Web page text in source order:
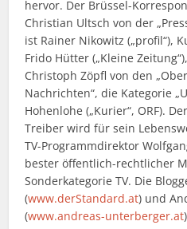
hervor. Der Brüssel-
Christian Ultsch von der
ist Rainer Nikowitz („profil“),
Frido Hütter („Kleine
Christoph Zöpfl von den
Nachrichten“, die Kategorie
Hohenlohe („Kurier“, ORF).
Treiber wird für sein
TV-Programmdirektor
bester öffentlich-rechtlicher
Sonderkategorie TV. Die
(www.derStandard.at) und
(www.andreas-unterberger.at